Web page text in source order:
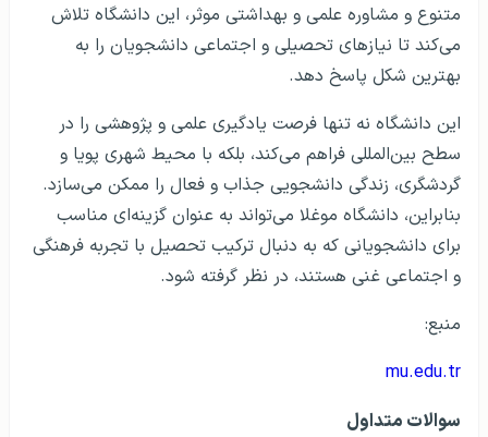
متنوع و مشاوره علمی و بهداشتی موثر، این دانشگاه تلاش
می‌کند تا نیازهای تحصیلی و اجتماعی دانشجویان را به
بهترین شکل پاسخ دهد.
این دانشگاه نه تنها فرصت یادگیری علمی و پژوهشی را در
سطح بین‌المللی فراهم می‌کند، بلکه با محیط شهری پویا و
گردشگری، زندگی دانشجویی جذاب و فعال را ممکن می‌سازد.
بنابراین، دانشگاه موغلا می‌تواند به عنوان گزینه‌ای مناسب
برای دانشجویانی که به دنبال ترکیب تحصیل با تجربه فرهنگی
و اجتماعی غنی هستند، در نظر گرفته شود.
منبع:
mu.edu.tr
سوالات متداول